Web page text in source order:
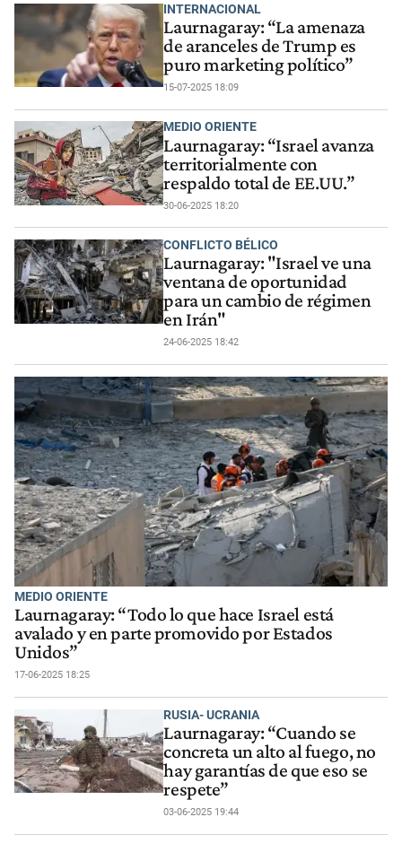
INTERNACIONAL
Laurnagaray: “La amenaza
de aranceles de Trump es
puro marketing político”
15-07-2025 18:09
MEDIO ORIENTE
Laurnagaray: “Israel avanza
territorialmente con
respaldo total de EE.UU.”
30-06-2025 18:20
CONFLICTO BÉLICO
Laurnagaray: "Israel ve una
ventana de oportunidad
para un cambio de régimen
en Irán"
24-06-2025 18:42
MEDIO ORIENTE
Laurnagaray: “Todo lo que hace Israel está
avalado y en parte promovido por Estados
Unidos”
17-06-2025 18:25
RUSIA- UCRANIA
Laurnagaray: “Cuando se
concreta un alto al fuego, no
hay garantías de que eso se
respete”
03-06-2025 19:44